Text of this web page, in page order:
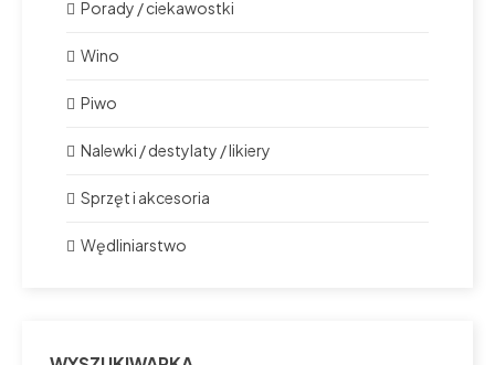
Porady / ciekawostki
Wino
Piwo
Nalewki / destylaty / likiery
Sprzęt i akcesoria
Wędliniarstwo